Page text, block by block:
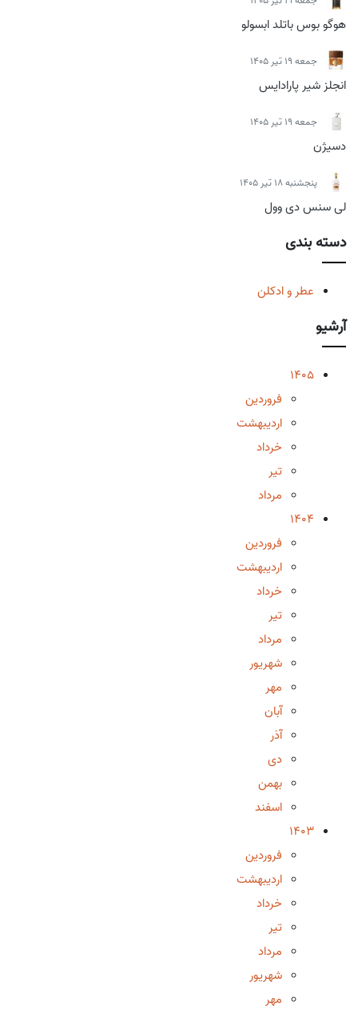
هوگو بوس باتلد ابسولو
جمعه 19 تیر 1405
انجلز شیر پارادایس
جمعه 19 تیر 1405
دسیژن
پنجشنبه 18 تیر 1405
لی سنس دی وول
دسته بندی
عطر و ادکلن
آرشیو
1405
فروردین
اردیبهشت
خرداد
تیر
مرداد
1404
فروردین
اردیبهشت
خرداد
تیر
مرداد
شهریور
مهر
آبان
آذر
دی
بهمن
اسفند
1403
فروردین
اردیبهشت
خرداد
تیر
مرداد
شهریور
مهر